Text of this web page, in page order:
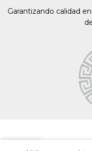
Garantizando calidad